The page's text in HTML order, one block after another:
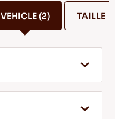
VEHICLE(2) TAILLE